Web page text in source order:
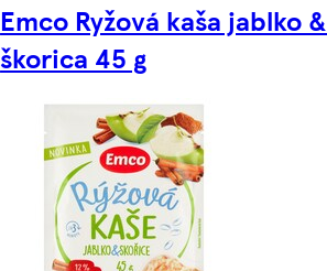
Emco Ryžová kaša jablko &
škorica 45 g